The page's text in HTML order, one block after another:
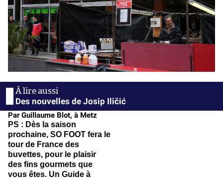
Des nouvelles de Josip Iličić
Par Guillaume Blot, à Metz
PS : Dès la saison
prochaine, SO FOOT fera le
tour de France des
buvettes, pour le plaisir
des fins gourmets que
vous êtes. Un Guide à